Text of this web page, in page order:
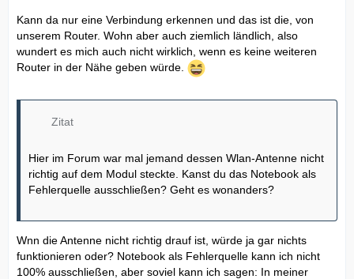
Kann da nur eine Verbindung erkennen und das ist die, von
unserem Router. Wohn aber auch ziemlich ländlich, also
wundert es mich auch nicht wirklich, wenn es keine weiteren
Router in der Nähe geben würde.
Zitat
Hier im Forum war mal jemand dessen Wlan-Antenne nicht
richtig auf dem Modul steckte. Kanst du das Notebook als
Fehlerquelle ausschließen? Geht es wonanders?
Wnn die Antenne nicht richtig drauf ist, würde ja gar nichts
funktionieren oder? Notebook als Fehlerquelle kann ich nicht
100% ausschließen, aber soviel kann ich sagen: In meiner